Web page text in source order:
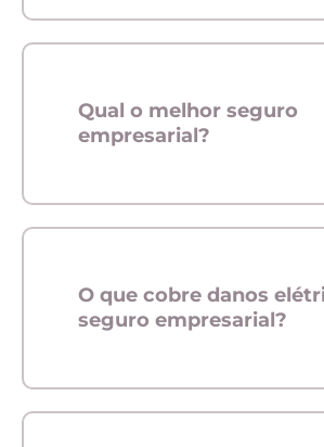
Qual o melhor seguro
empresarial?
O que cobre danos
seguro empresarial?